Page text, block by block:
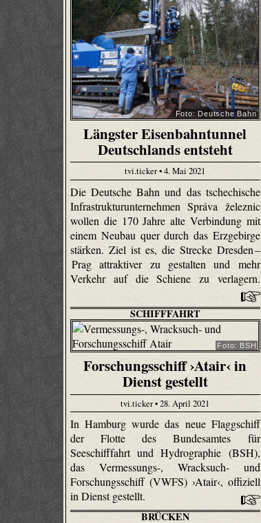
Foto: Deutsche Bahn
Längster Eisenbahntunnel
Deutschlands entsteht
tvi.ticker • 4. Mai 2021
Die Deutsche Bahn und das tschechische
Infrastrukturunternehmen Správa železnic
wollen die 170 Jahre alte Verbindung mit
einem Neubau quer durch das Erzgebirge
stärken. Ziel ist es, die Strecke Dresden –
Prag attraktiver zu gestalten und mehr
Verkehr auf die Schiene zu verlagern.
SCHIFFFAHRT
Foto: BSH
Forschungsschiff ›Atair‹ in
Dienst gestellt
tvi.ticker • 28. April 2021
In Hamburg wurde das neue Flaggschiff
der Flotte des Bundesamtes für
Seeschifffahrt und Hydrographie (BSH),
das Vermessungs-, Wracksuch- und
Forschungsschiff (VWFS) ›Atair‹, offiziell
in Dienst gestellt.
BRÜCKEN